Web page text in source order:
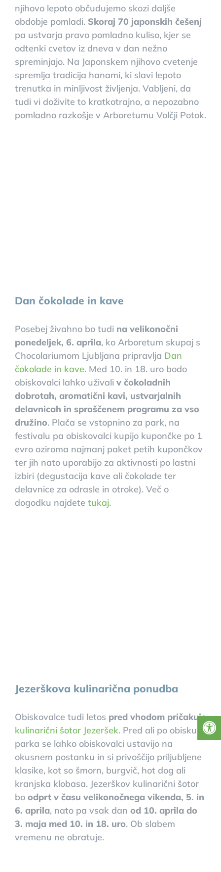
njihovo lepoto občudujemo skozi daljše
obdobje pomladi.Skoraj 70 japonskih češenj
pa ustvarja pravo pomladno kuliso, kjer se
odtenki cvetov iz dneva v dan nežno
spreminjajo. Na Japonskem njihovo cvetenje
spremlja tradicija hanami, ki slavi lepoto
trenutka in minljivost življenja. Vabljeni, da
tudi vi doživite to kratkotrajno, a nepozabno
pomladno razkošje v Arboretumu Volčji Potok.
Dan čokolade in kave
Posebej živahno bo tudi na velikonočni
ponedeljek, 6. aprila, ko Arboretum skupaj s
Chocolariumom Ljubljana pripravlja Dan
čokolade in kave. Med 10. in 18. uro bodo
obiskovalci lahko uživali v čokoladnih
dobrotah, aromatični kavi, ustvarjalnih
delavnicah in sproščenem programu za vso
družino. Plača se vstopnino za park, na
festivalu pa obiskovalci kupijo kupončke po 1
evro oziroma najmanj paket petih kupončkov
ter jih nato uporabijo za aktivnosti po lastni
izbiri (degustacija kave ali čokolade ter
delavnice za odrasle in otroke). Več o
dogodku najdete tukaj.
Jezerškova kulinarična ponudba
Obiskovalce tudi letos pred vhodom pričakuje
kulinarični šotor Jezeršek. Pred ali po obisku
parka se lahko obiskovalci ustavijo na
okusnem postanku in si privoščijo priljubljene
klasike, kot so šmorn, burgvič, hot dog ali
kranjska klobasa. Jezerškov kulinarični šotor
bo odprt v času velikonočnega vikenda, 5. in
6. aprila, nato pa vsak dan od 10. aprila do
3. maja med 10. in 18. uro. Ob slabem
vremenu ne obratuje.